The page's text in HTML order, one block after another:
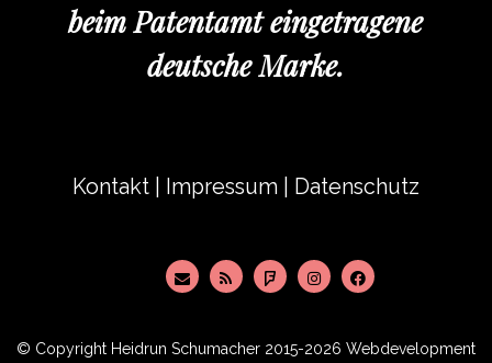
beim Patentamt eingetragene
deutsche Marke.
Kontakt Impressum Datenschutz
© Copyright Heidrun Schumacher 2015-2026 Webdevelopment